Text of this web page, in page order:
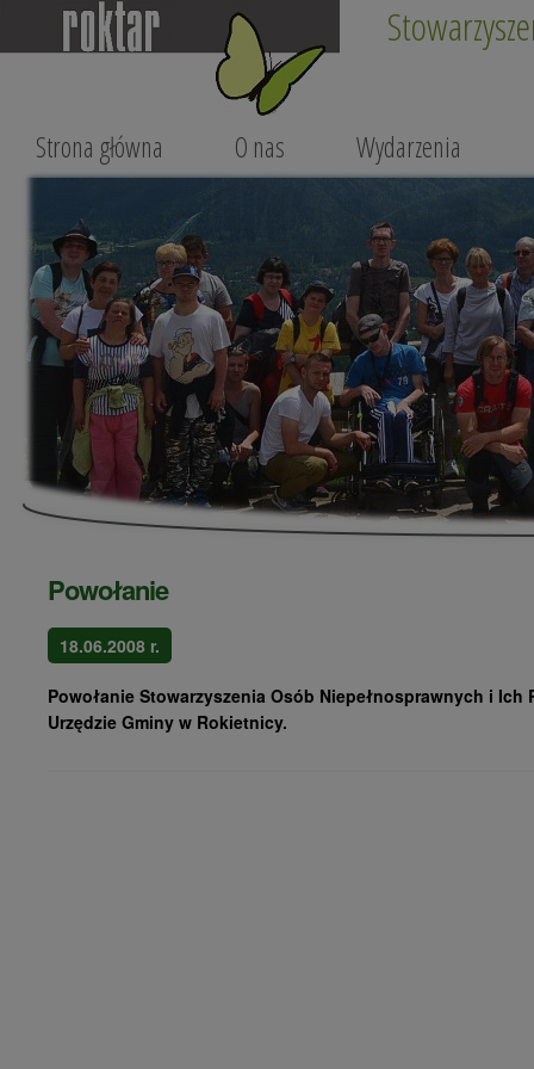
Strona główna O nas Wydarzenia
Powołanie
18.06.2008 r.
Powołanie Stowarzyszenia Osób Niepełnosprawnych i Ich
Urzędzie Gminy w Rokietnicy.